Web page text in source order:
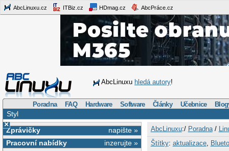
AbcLinuxu.cz ITBiz.cz HDmag.cz AbcPráce.cz
AbcLinuxu hledá autory!
Poradna FAQ Hardware Software Články Učebnice
Styl
×
napište »
Zprávičky
inzerujte »
Pracovní nabídky
AbcLinuxu:/ Poradna/
Štítky: aktualizace,